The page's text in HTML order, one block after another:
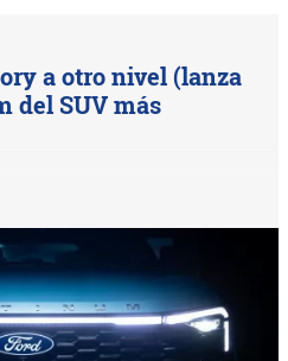
a otro nivel (lanza
del SUV más